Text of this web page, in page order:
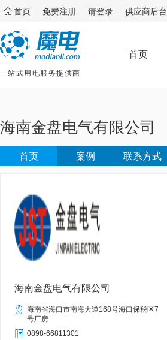
首页 免费注册 请登录 供应商后台
一站式用电服务提供商
首页
海南金盘电气有限公司
首页 案例 联系方式
海南金盘电气有限公司
 海南省海口市南海大道168号海口保税区7
号厂房
 0898-66811301